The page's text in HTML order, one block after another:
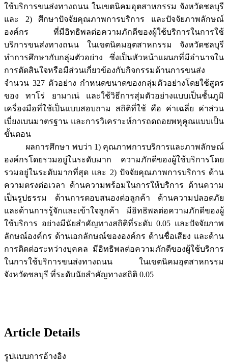
ใช้บริการขนส่งทางถนน ในเขตนิคมอุตสาหกรรม จังหวัดชลบุรี
และ 2) ศึกษาปัจจัยคุณภาพการบริการ และปัจจัยภาพลักษณ์
องค์กร ที่มีอิทธิพลต่อความภักดีของผู้ใช้บริการในการใช้
บริการขนส่งทางถนน ในเขตนิคมอุตสาหกรรม จังหวัดชลบุรี
ทำการศึกษากับกลุ่มตัวอย่าง ซึ่งเป็นหัวหน้าแผนกที่มีอำนาจใน
การตัดสินใจหรือมีส่วนเกี่ยวข้องกับกิจกรรมด้านการขนส่ง
จำนวน 327 ตัวอย่าง กำหนดขนาดของกลุ่มตัวอย่างโดยใช้สูตร
ของ ทาโร่ ยามาเน่ และใช้วิธีการสุ่มตัวอย่างแบบเป็นชั้นภูมิ
เครื่องมือที่ใช้เป็นแบบสอบถาม สถิติที่ใช้ คือ ค่าเฉลี่ย ค่าส่วน
เบี่ยงเบนมาตรฐาน และการวิเคราะห์การถดถอยพหุคูณแบบเป็น
ขั้นตอน
ผลการศึกษา พบว่า 1) คุณภาพการบริการและภาพลักษณ์
องค์กรโดยรวมอยู่ในระดับมาก ความภักดีของผู้ใช้บริการโดย
รวมอยู่ในระดับมากที่สุด และ 2) ปัจจัยคุณภาพการบริการ ด้าน
ความตรงต่อเวลา ด้านความพร้อมในการให้บริการ ด้านความ
เป็นรูปธรรม ด้านการตอบสนองต่อลูกค้า ด้านความปลอดภัย
และด้านการรู้จักและเข้าใจลูกค้า มีอิทธิพลต่อความภักดีของผู้
ใช้บริการ อย่างมีนัยสำคัญทางสถิติที่ระดับ 0.05 และปัจจัยภาพ
ลักษณ์องค์กร ด้านเอกลักษณ์ขององค์กร ด้านชื่อเสียง และด้าน
การติดต่อระหว่างบุคคล มีอิทธิพลต่อความภักดีของผู้ใช้บริการ
ในการใช้บริการขนส่งทางถนน ในเขตนิคมอุตสาหกรรม
จังหวัดชลบุรี ที่ระดับนัยสำคัญทางสถิติ 0.05
Article Details
รูปแบบการอ้างอิง